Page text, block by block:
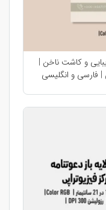
و کاشت ناخن |
فارسی و انگلیسی